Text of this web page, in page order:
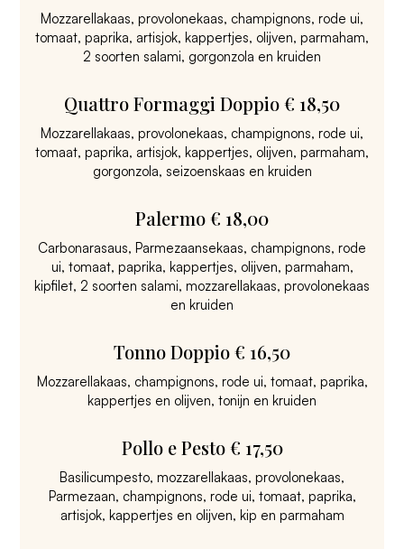
Mozzarellakaas, provolonekaas, champignons, rode ui,
tomaat, paprika, artisjok, kappertjes, olijven, parmaham,
2 soorten salami, gorgonzola en kruiden
Quattro Formaggi Doppio € 18,50
Mozzarellakaas, provolonekaas, champignons, rode ui,
tomaat, paprika, artisjok, kappertjes, olijven, parmaham,
gorgonzola, seizoenskaas en kruiden
Palermo € 18,00
Carbonarasaus, Parmezaansekaas, champignons, rode
ui, tomaat, paprika, kappertjes, olijven, parmaham,
kipfilet, 2 soorten salami, mozzarellakaas, provolonekaas
en kruiden
Tonno Doppio € 16,50
Mozzarellakaas, champignons, rode ui, tomaat, paprika,
kappertjes en olijven, tonijn en kruiden
Pollo e Pesto € 17,50
Basilicumpesto, mozzarellakaas, provolonekaas,
Parmezaan, champignons, rode ui, tomaat, paprika,
artisjok, kappertjes en olijven, kip en parmaham